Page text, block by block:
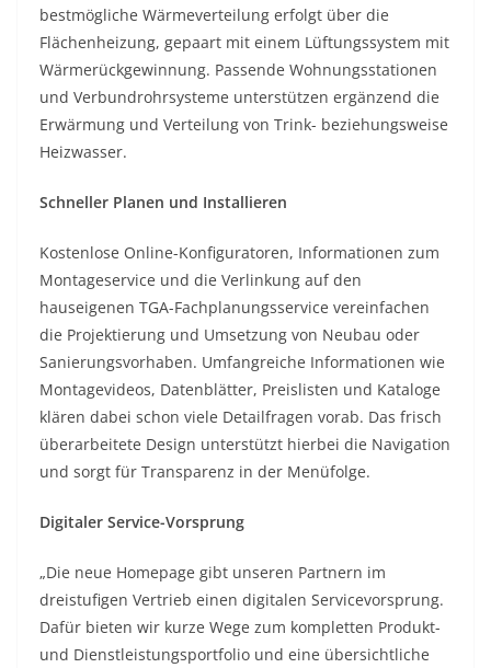
bestmögliche Wärmeverteilung erfolgt über die
Flächenheizung, gepaart mit einem Lüftungssystem mit
Wärmerückgewinnung. Passende Wohnungsstationen
und Verbundrohrsysteme unterstützen ergänzend die
Erwärmung und Verteilung von Trink- beziehungsweise
Heizwasser.
Schneller Planen und Installieren
Kostenlose Online-Konfiguratoren, Informationen zum
Montageservice und die Verlinkung auf den
hauseigenen TGA-Fachplanungsservice vereinfachen
die Projektierung und Umsetzung von Neubau oder
Sanierungsvorhaben. Umfangreiche Informationen wie
Montagevideos, Datenblätter, Preislisten und Kataloge
klären dabei schon viele Detailfragen vorab. Das frisch
überarbeitete Design unterstützt hierbei die Navigation
und sorgt für Transparenz in der Menüfolge.
Digitaler Service-Vorsprung
„Die neue Homepage gibt unseren Partnern im
dreistufigen Vertrieb einen digitalen Servicevorsprung.
Dafür bieten wir kurze Wege zum kompletten Produkt-
und Dienstleistungsportfolio und eine übersichtliche